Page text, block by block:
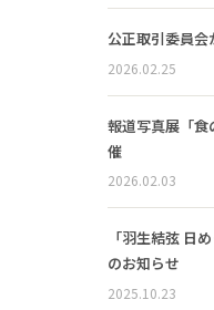
公正取引委員
2026.02.25
報道写真展「
催
2026.02.03
「羽生結弦 日
のお知らせ
2025.10.23